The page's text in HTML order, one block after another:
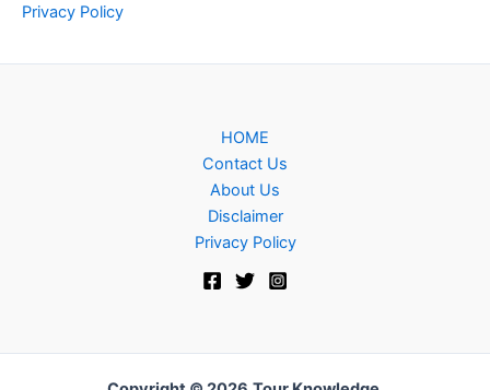
Privacy Policy
HOME
Contact Us
About Us
Disclaimer
Privacy Policy